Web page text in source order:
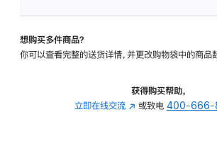
转
的
想购买多件商品？
你可以查看完整的送货详情，并更改购物袋中的商品
获得购买帮助，
立即在线交流 (在 或致电 400-666-